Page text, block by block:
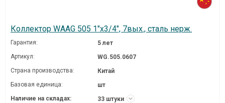
Коллектор WAAG 505 1"х3/4", 7вых., сталь нерж.
Гарантия:
5 лет
Артикул:
WG.505.0607
Страна производства:
Китай
Базовая единица:
шт
Наличие на складах:
33 штуки